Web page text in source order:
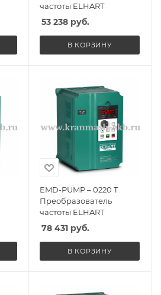
частоты ELHART
53 238руб.
В КОРЗИНУ
EMD-PUMP – 0220 T
Преобразователь
частоты ELHART
78 431руб.
В КОРЗИНУ